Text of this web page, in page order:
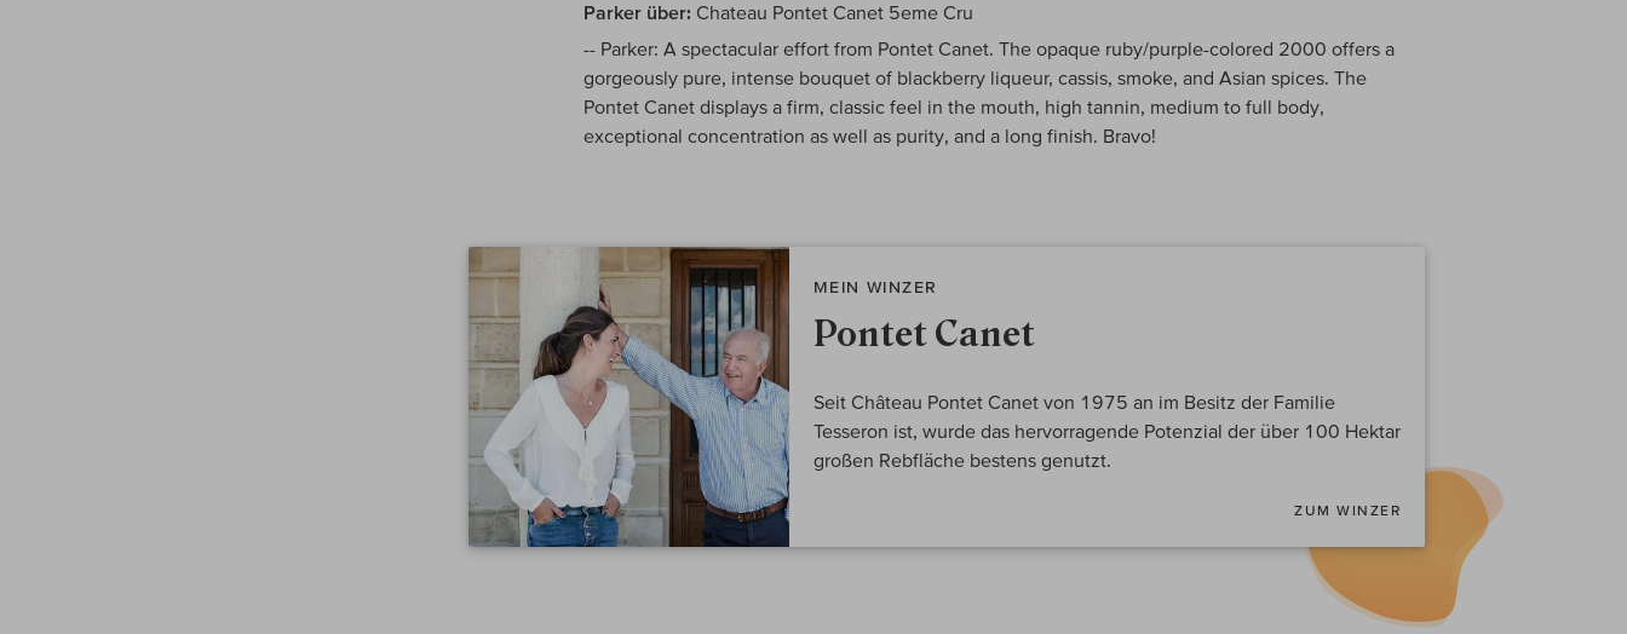
Parker über: Chateau Pontet Canet 5eme Cru
-- Parker: A spectacular effort from Pontet Canet. The opaque ruby/purple-colored 2000 offers a
gorgeously pure, intense bouquet of blackberry liqueur, cassis, smoke, and Asian spices. The
Pontet Canet displays a firm, classic feel in the mouth, high tannin, medium to full body,
exceptional concentration as well as purity, and a long finish. Bravo!
MEIN WINZER
Pontet Canet
Seit Château Pontet Canet von 1975 an im Besitz der Familie
Tesseron ist, wurde das hervorragende Potenzial der über 100 Hektar
großen Rebfläche bestens genutzt.
ZUM WINZER